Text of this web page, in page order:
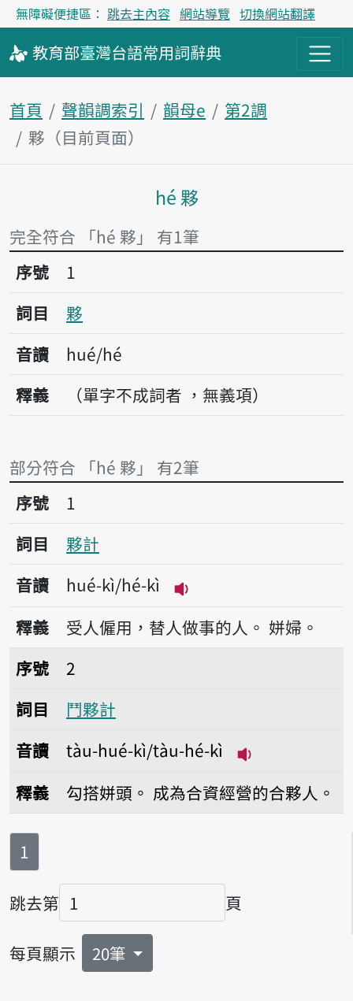
無障礙便捷區： 跳去主內容 網站導覽 切換網站翻譯
教育部臺灣台語常用詞辭典
首頁 聲韻調索引 韻母e
第2調
夥（目前頁面）
主內容區塊
hé 夥
完全符合 「hé 夥」 有1筆
序號1夥
序號
1
詞目
夥
音讀
hué/hé
釋義
（單字不成詞者 ，無義項）
部分符合 「hé 夥」 有2筆
序號1夥計
序號
1
詞目
夥計
音讀
hué-kì/hé-kì
播放音讀hué-kì/hé-kì
釋義 受人僱用，替人做事的人。 姘婦。
序號2鬥夥計
序號
2
詞目
鬥夥計
音讀
tàu-hué-kì/tàu-hé-kì
釋義 勾搭姘頭。 成為合資經營的合夥人。
第
1
跳去第
頁碼
頁
每頁顯示 20筆